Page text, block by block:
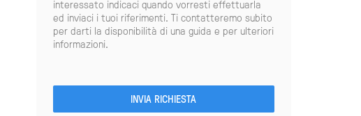
interessato indicaci quando vorresti effettuarla
ed inviaci i tuoi riferimenti. Ti contatteremo subito
per darti la disponibilità di una guida e per ulteriori
informazioni.